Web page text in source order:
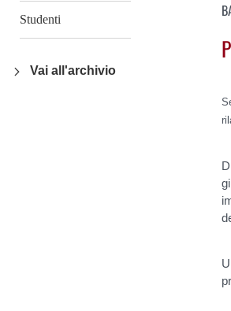
Studenti
Vai all'archivio